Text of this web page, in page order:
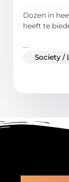
Dozen in
heeft te
Society /